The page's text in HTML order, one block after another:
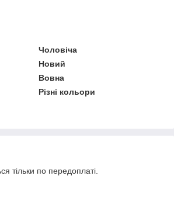
Чоловіча
Новий
Вовна
Різні кольори
тільки по передоплаті.